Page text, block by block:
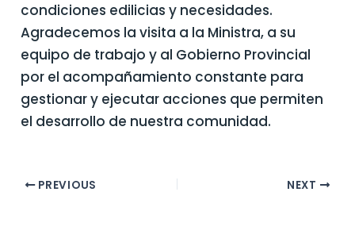
condiciones edilicias y necesidades.
Agradecemos la visita a la Ministra, a su
equipo de trabajo y al Gobierno Provincial
por el acompañamiento constante para
gestionar y ejecutar acciones que permiten
el desarrollo de nuestra comunidad.
PREVIOUS NEXT